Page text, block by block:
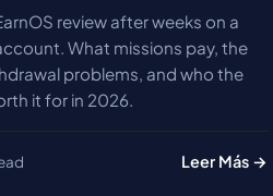
review after weeks on a
What missions pay, the
problems, and who the
it for in 2026.
Leer Más →